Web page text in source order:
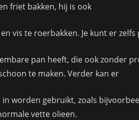
friet bakken, hij is ook
vis te roerbakken. Je kunt er
pan heeft, die ook zonder
te maken. Verder kan er
worden gebruikt, zoals
vette olieen.